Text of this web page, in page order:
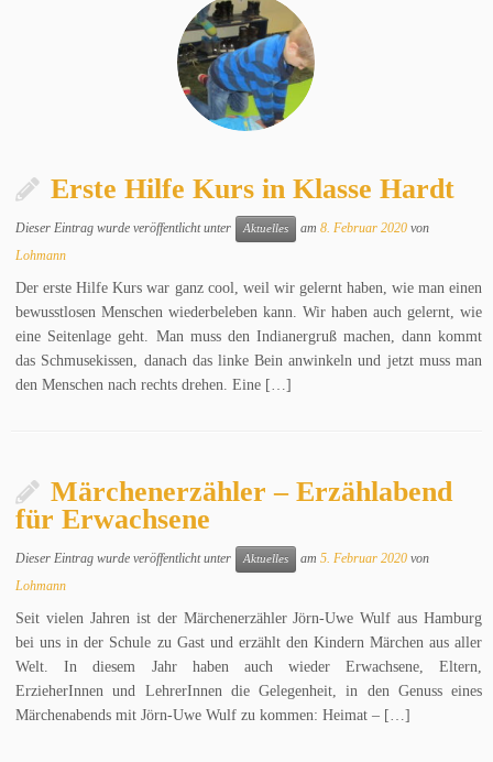
Erste Hilfe Kurs in Klasse Hardt
Dieser Eintrag wurde veröffentlicht unter Aktuelles am8. Februar 2020 von
Lohmann
Der erste Hilfe Kurs war ganz cool, weil wir gelernt haben, wie man einen
bewusstlosen Menschen wiederbeleben kann. Wir haben auch gelernt, wie
eine Seitenlage geht. Man muss den Indianergruß machen, dann kommt
das Schmusekissen, danach das linke Bein anwinkeln und jetzt muss man
den Menschen nach rechts drehen. Eine […]
Märchenerzähler – Erzählabend
für Erwachsene
Dieser Eintrag wurde veröffentlicht unter Aktuelles am5. Februar 2020 von
Lohmann
Seit vielen Jahren ist der Märchenerzähler Jörn-Uwe Wulf aus Hamburg
bei uns in der Schule zu Gast und erzählt den Kindern Märchen aus aller
Welt. In diesem Jahr haben auch wieder Erwachsene, Eltern,
ErzieherInnen und LehrerInnen die Gelegenheit, in den Genuss eines
Märchenabends mit Jörn-Uwe Wulf zu kommen: Heimat – […]